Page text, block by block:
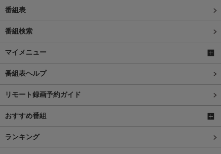
番組表
番組検索
マイメニュー
番組表ヘルプ
リモート録画予約ガイド
おすすめ番組
ランキング